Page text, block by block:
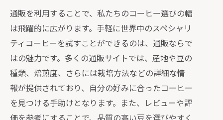
異なる風味を持つ豆の比較と選び方
通販で手に入れる地域限定のコーヒー
コーヒー風味の違いを楽しむ飲み比べ
通販でのコーヒー選び初心者でも安心のガ
イド
初めての通販コーヒー選びのポイント
初心者におすすめのスペシャリティコ
通販を利用することで、私たちのコーヒー選びの幅
は飛躍的に広がります。手軽に世界中のスペシャリ
ティコーヒーを試すことができるのは、通販ならで
はの魅力です。多くの通販サイトでは、産地や豆の
種類、焙煎度、さらには栽培方法などの詳細な情
報が提供されており、自分の好みに合ったコーヒー
を見つける手助けとなります。また、レビューや評
価を参考にすることで、品質の高い豆を選びやすく